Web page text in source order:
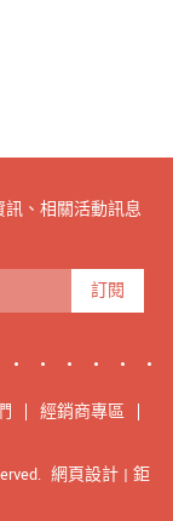
、相關活動訊息
訂閱
經銷商專區
網頁設計| 鉅